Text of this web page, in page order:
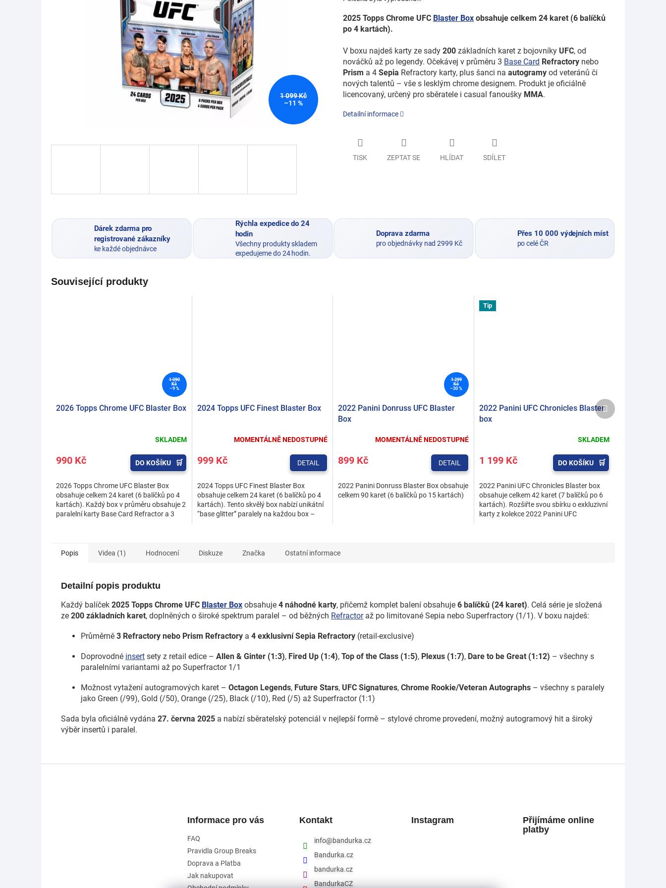
1 099 Kč
–11 %
2025 Topps Chrome UFC Blaster Box obsahuje celkem 24 karet (6 balíčků
po 4 kartách).
V boxu najdeš karty ze sady 200 základních karet z bojovníky UFC, od
nováčků až po legendy. Očekávej v průměru 3 Base Card Refractory nebo
Prism a 4 Sepia Refractory karty, plus šanci na autogramy od veteránů či
nových talentů – vše s lesklým chrome designem. Produkt je oficiálně
licencovaný, určený pro sběratele i casual fanoušky MMA.
Detailní informace
TISK ZEPTAT SE HLÍDAT SDÍLET
Dárek zdarma pro
registrované zákazníky
ke každé objednávce
Rýchla expedice do 24
hodin
Všechny produkty skladem
expedujeme do 24 hodin.
Doprava zdarma
pro objednávky nad 2999 Kč
Přes 10 000 výdejních míst
po celé ČR
Související produkty
1 090
Kč
–9 %
2026 Topps Chrome UFC Blaster Box
SKLADEM
990 Kč DO KOŠÍKU
2026 Topps Chrome UFC Blaster Box
obsahuje celkem 24 karet (6 balíčků po 4
kartách). Každý box v průměru obsahuje 2
paralelní karty Base Card Refractor a 3
2024 Topps UFC Finest Blaster Box
MOMENTÁLNĚ NEDOSTUPNÉ
999 Kč DETAIL
2024 Topps UFC Finest Blaster Box
obsahuje celkem 24 karet (6 balíčků po 4
kartách). Tento skvělý box nabízí unikátní
“base glitter” paralely na každou box –
1 299
Kč
–30 %
2022 Panini Donruss UFC Blaster
Box
MOMENTÁLNĚ NEDOSTUPNÉ
899 Kč DETAIL
2022 Panini Donruss Blaster Box obsahuje
celkem 90 karet (6 balíčků po 15 kartách)
Tip
2022 Panini UFC Chronicles Blaster
box
SKLADEM
1 199 Kč DO KOŠÍKU
2022 Panini UFC Chronicles Blaster box
obsahuje celkem 42 karet (7 balíčků po 6
kartách). Rozšiřte svou sbírku o exkluzivní
karty z kolekce 2022 Panini UFC
Další
produkt
Popis Videa (1) Hodnocení Diskuze Značka Ostatní informace
Detailní popis produktu
Každý balíček 2025 Topps Chrome UFC Blaster Box obsahuje 4 náhodné karty, přičemž komplet balení obsahuje 6 balíčků (24 karet). Celá série je složená
ze 200 základních karet, doplněných o široké spektrum paralel – od běžných Refractoraž po limitované Sepia nebo Superfractory (1/1). V boxu najdeš:
Průměrně 3 Refractory nebo Prism Refractory a 4 exklusivní Sepia Refractory (retail‑exclusive)
Doprovodné insert sety z retail edice – Allen & Ginter (1:3), Fired Up (1:4), Top of the Class (1:5), Plexus (1:7), Dare to be Great (1:12) – všechny s
paralelními variantami až po Superfractor 1/1
Možnost vytažení autogramových karet – Octagon Legends, Future Stars, UFC Signatures, Chrome Rookie/Veteran Autographs – všechny s paralely
jako Green (/99), Gold (/50), Orange (/25), Black (/10), Red (/5) až Superfractor (1:1)
Sada byla oficiálně vydána 27. června 2025 a nabízí sběratelský potenciál v nejlepší formě – stylové chrome provedení, možný autogramový hit a široký
výběr insertů i paralel.
Informace pro vás
FAQ
Pravidla Group Breaks
Doprava a Platba
Jak nakupovat
Kontakt
info@bandurka.cz
Bandurka.cz
bandurka.cz
BandurkaCZ
Instagram
Přijímáme online
platby